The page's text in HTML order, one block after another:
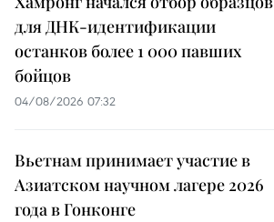
для ДНК-идентификации
останков более 1 000 павших
бойцов
04/08/2026 07:32
Вьетнам принимает участие в
Азиатском научном лагере 2026
года в Гонконге